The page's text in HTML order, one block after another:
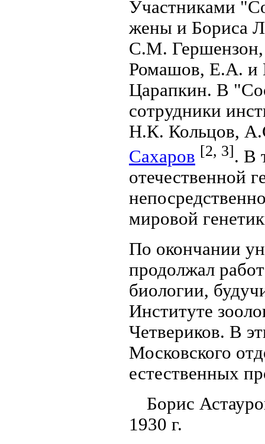
Участниками
жены и Бориса
С.М.
Ромашов, Е.А. и
Царапкин. В
сотрудники
Н.К. Кольцов,
Сахаров [2, 3]. В
отечественной
мировой
По окончании
продолжал
биологии,
Институте
Четвериков. В
Московского
естественных
Борис
1930 г.